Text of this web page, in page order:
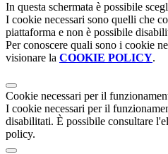
In questa schermata è possibile
I cookie necessari sono quelli che
piattaforma e non è possibile
Per conoscere quali sono i cookie
visionare la COOKIE POLICY.
Cookie necessari per il
I cookie necessari per il
disabilitati. È possibile consultare
policy.